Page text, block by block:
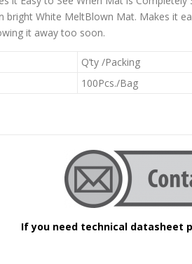
bright White MeltBlown Mat. Makes it
it away too soon.
Q’ty /Packing
100Pcs./Bag
If you need technical datasheet